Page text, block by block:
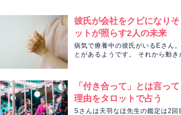
彼氏が会社をクビになり
ットが照らす2人の未来
病気で療養中の彼氏がいるEさん
とがあるようです。 それから動き
「付き合って」とは言っ
理由をタロットで占う
Sさんは天羽なほ先生の鑑定は2